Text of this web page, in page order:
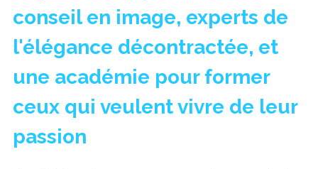
conseil en image, experts de
l'élégance décontractée, et
une académie pour former
ceux qui veulent vivre de leur
passion